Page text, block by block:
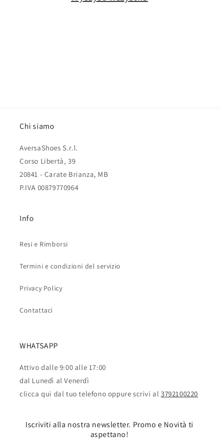
Chi siamo
AversaShoes S.r.l.
Corso Libertà, 39
20841 - Carate Brianza, MB
P.IVA 00879770964
Info
Resi e Rimborsi
Termini e condizioni del servizio
Privacy Policy
Contattaci
WHATSAPP
Attivo dalle 9:00 alle 17:00
dal Lunedì al Venerdì
clicca qui dal tuo telefono oppure scrivi al3792100220
Iscriviti alla nostra newsletter. Promo e Novità ti
aspettano!